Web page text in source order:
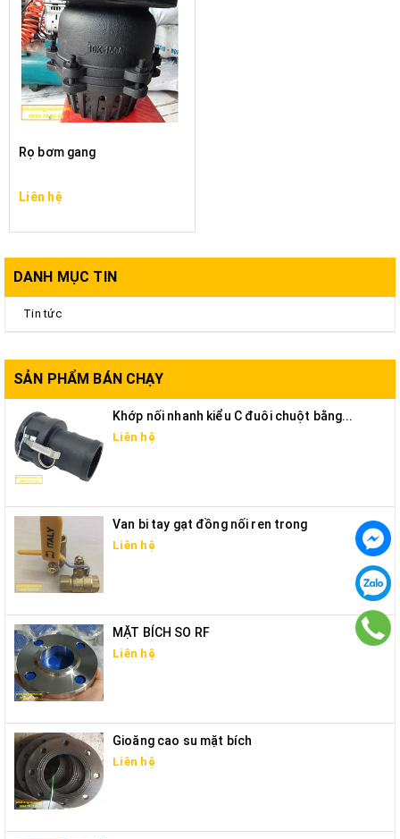
Rọ bơm gang
Liên hệ
DANH MỤC TIN
Tin tức
SẢN PHẨM BÁN CHẠY
Khớp nối nhanh kiểu C đuôi chuột bằng...
Liên hệ
Van bi tay gạt đồng nối ren trong
Liên hệ
MẶT BÍCH SO RF
Liên hệ
Gioăng cao su mặt bích
Liên hệ